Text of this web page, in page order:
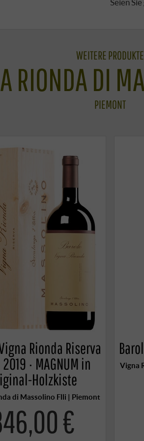
Seien
WEITERE PRODUKTE
RIONDA DI
PIEMONT
Rionda Riserva
2019 · MAGNUM in
Holzkiste
di Massolino Flli | Piemont
€
Vigna